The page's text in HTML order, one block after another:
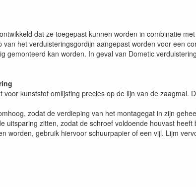
dat ze toegepast kunnen worden in combinatie
het verduisteringsgordijn aangepast worden voor een
gemonteerd kan worden. In geval van Dometic
kunststof omlijsting precies op de lijn van de
zodat de verdieping van het montagegat in zijn
uitsparing zitten, zodat de schroef voldoende houvast
worden, gebruik hiervoor schuurpapier of een vijl. Lijm